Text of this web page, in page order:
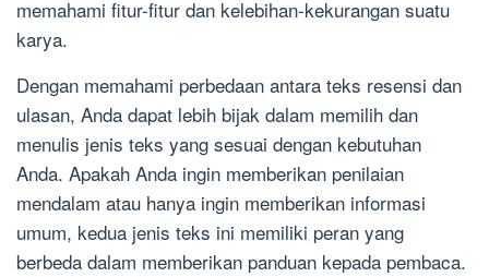
memahami fitur-fitur dan kelebihan-kekurangan suatu
karya.
Dengan memahami perbedaan antara teks resensi dan
ulasan, Anda dapat lebih bijak dalam memilih dan
menulis jenis teks yang sesuai dengan kebutuhan
Anda. Apakah Anda ingin memberikan penilaian
mendalam atau hanya ingin memberikan informasi
umum, kedua jenis teks ini memiliki peran yang
berbeda dalam memberikan panduan kepada pembaca.